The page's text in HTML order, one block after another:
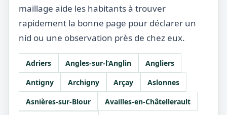
maillage aide les habitants à trouver
rapidement la bonne page pour déclarer un
nid ou une observation près de chez eux.
Adriers Angles-sur-l’Anglin
Angliers
Antigny
Archigny Arçay
Aslonnes
Asnières-sur-Blour
Availles-en-Châtellerault